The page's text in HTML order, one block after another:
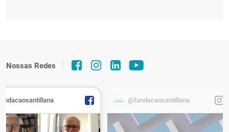
Nossas Redes
@fundacaosantillana